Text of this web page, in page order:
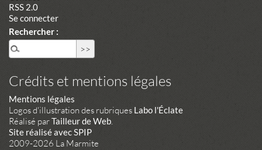
RSS 2.0
Se connecter
Rechercher :
Crédits et mentions légales
Mentions légales
Logos d'illustration des rubriques Labo l'Éclate
Réalisé parTailleur de Web
Site réalisé avec SPIP
2009-2026 La Marmite